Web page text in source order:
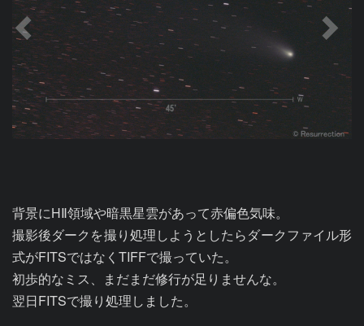
背景にHⅡ領域や暗黒星雲があって赤偏色気味。
撮影後ダークを撮り処理しようとしたらダークファイル形
式がFITSではなくTIFFで撮っていた。
初歩的なミス、まだまだ修行が足りませんな。
翌日FITSで撮り処理しました。